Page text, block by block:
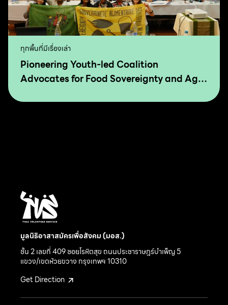
ทุกพื้นที่มีเรื่องเล่า
Pioneering Youth-led Coalition
Advocates for Food Sovereignty and Agro
มูลนิธิอาสาสมัครเพื่อสังคม (มอส.)
ชั้น 2 เลขที่ 409 ซอยโรหิตสุข ถนนประชาราษฎร์บำเพ็ญ 5
แขวง/เขตห้วยขวาง กรุงเทพฯ 10310
Get Direction